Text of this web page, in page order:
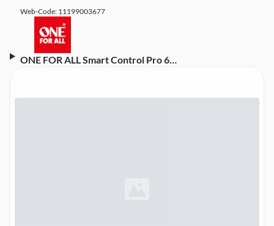
Web-Code: 11199003677
ONE FOR ALL Smart Control Pro 6